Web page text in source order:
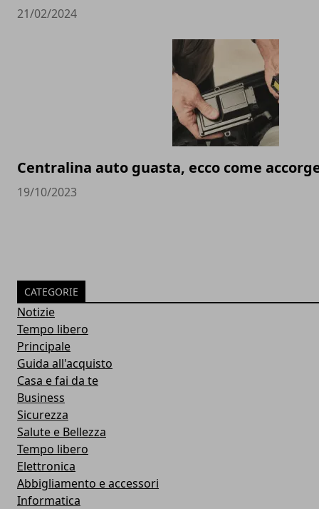
21/02/2024
Centralina auto guasta, ecco come
19/10/2023
CATEGORIE
Notizie
Tempo libero
Principale
Guida all'acquisto
Casa e fai da te
Business
Sicurezza
Salute e Bellezza
Tempo libero
Elettronica
Abbigliamento e accessori
Informatica